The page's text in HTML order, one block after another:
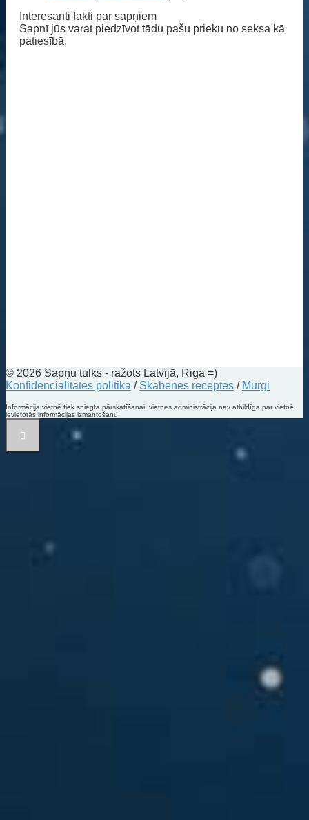
Interesanti fakti par sapņiem
Sapnī jūs varat piedzīvot tādu pašu prieku no seksa kā
patiesībā.
© 2026 Sapņu tulks - ražots Latvijā, Riga =)
Konfidencialitātes politika / Skābenes receptes / Murgi
Informācija vietnē tiek sniegta pārskatīšanai, vietnes administrācija nav atbildīga par vietnē
ievietotās informācijas izmantošanu.